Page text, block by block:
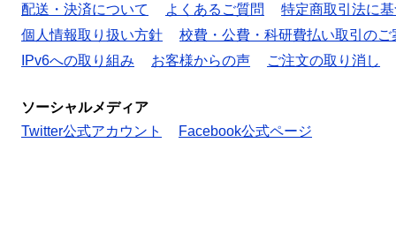
配送・決済について
よくあるご質問
特定商取引法に
個人情報取り扱い方針
校費・公費・科研費払い取引のご
IPv6への取り組み
お客様からの声 ご注文の取り消し
ソーシャルメディア
Twitter公式アカウント
Facebook公式ページ